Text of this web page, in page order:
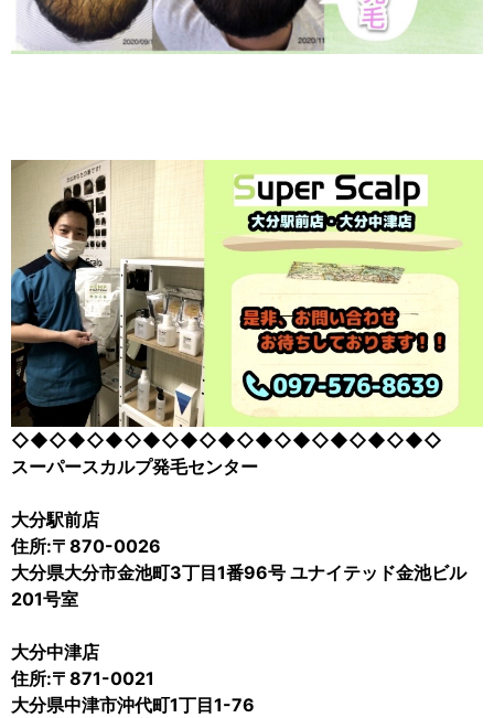
◇◆◇◆◇◆◇◆◇◆◇◆◇◆◇◆◇◆◇◆◇◆◇
スーパースカルプ発毛センター
大分駅前店
住所:〒870-0026
大分県大分市金池町3丁目1番96号 ユナイテッド金池ビル
201号室
大分中津店
住所:〒871-0021
大分県中津市沖代町1丁目1-76